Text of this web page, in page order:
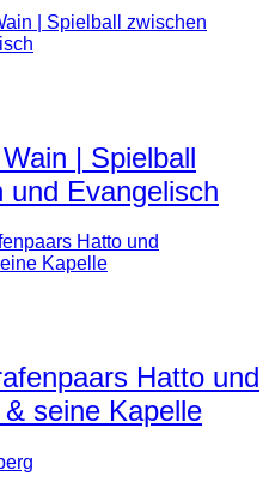
| Spielball
und Evangelisch
Hatto und
seine Kapelle